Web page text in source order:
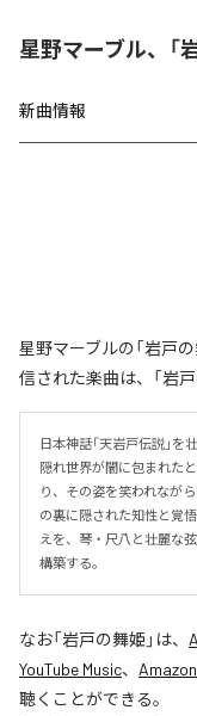
星野マーブル、「
新曲情報
星野マーブルの「岩戸
信された楽曲は、「岩
日本神話「天岩戸伝説」
隠れ世界が闇に包まれた
り、その姿を笑われなが
の裏に隠された知性と覚悟
えを、琴・尺八と壮麗な
構築する。
なお「岩戸の舞姫 」は、
YouTube Music、
聴くことができる。